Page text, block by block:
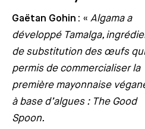
Gaëtan Gohin : « Algama a
développé Tamalga,
de substitution des œufs
permis de commercialiser la
première mayonnaise
à base d’algues : The Good
Spoon.